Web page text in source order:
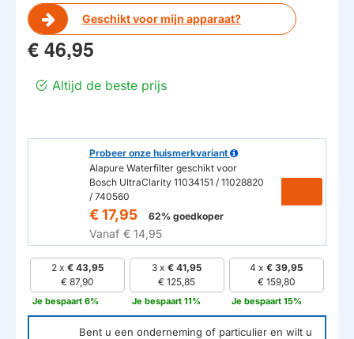
Geschikt voor mijn apparaat?
€ 46,95
Altijd de beste prijs
Probeer onze huismerkvariant
Alapure Waterfilter geschikt voor
Bosch UltraClarity 11034151 / 11028820
/ 740560
€ 17,95 62% goedkoper
Vanaf € 14,95
2 x € 43,95
€ 87,90
Je bespaart 6%
3 x€ 41,95
€ 125,85
Je bespaart 11%
4 x€ 39,95
€ 159,80
Je bespaart 15%
Bent u een onderneming of particulier en wilt u